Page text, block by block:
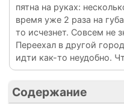
пятна на руках:
время уже 2 раза на
то исчезнет. Совсем не
Переехал в другой
идти как-то неудобно.
Содержание